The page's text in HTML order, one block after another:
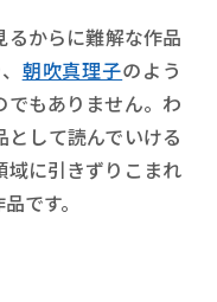
るからに難解な作品
朝吹真理子のよう
もありません。わ
して読んでいける
域に引きずりこまれ
です。